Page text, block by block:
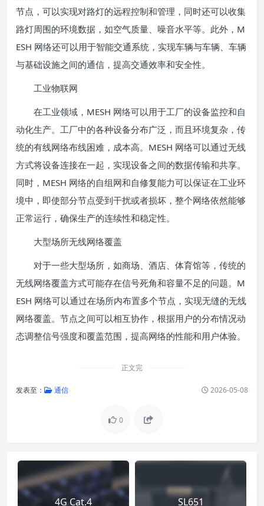
节点，可以实现对路灯的远程控制和管理，同时还可以收集
路灯周围的环境数据，如空气质量、噪音水平等。此外，M
ESH 网络还可以用于智能交通系统，实现车辆与车辆、车辆
与基础设施之间的通信，提高交通效率和安全性。
工业物联网
在工业领域，MESH 网络可以用于工厂的设备监控和自
动化生产。工厂中的各种设备分布广泛，而且环境复杂，传
统的有线网络布线困难，成本高。MESH 网络可以通过无线
方式将设备连接在一起，实现设备之间的数据传输和共享。
同时，MESH 网络的自组网和自修复能力可以保证在工业环
境中，即使部分节点受到干扰或者损坏，整个网络依然能够
正常运行，确保生产的连续性和稳定性。
大型场所无线网络覆盖
对于一些大型场所，如商场、酒店、体育馆等，传统的
无线网络覆盖方式可能存在信号死角和容量不足的问题。M
ESH 网络可以通过在场所内布置多个节点，实现无缝的无线
网络覆盖。节点之间可以相互协作，根据用户的分布情况动
态调整信号强度和覆盖范围，提高网络的性能和用户体验。
正文完
发表至： 通信 2026-05-08
0
4G Cat.4 SL651